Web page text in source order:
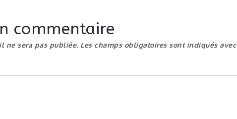
commentaire
ne sera pas publiée. Les champs obligatoires sont indiqués avec